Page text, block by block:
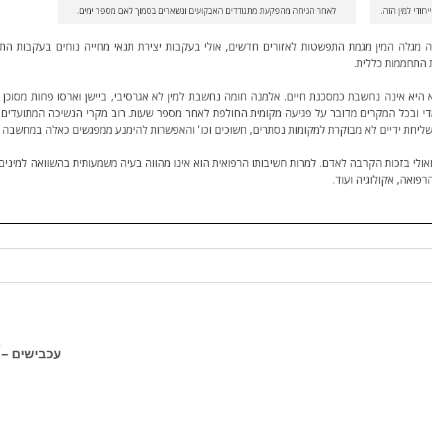
למין הזה. לאחר הגיחה מהפקעת מתגודדים האבקועים ונשארים בסמוך לאם מספר ימים.
המין מגמת התפשטות לאזורים חדשים, אולי בעקבות יצירת תנאי מחייה נוחים בעקבות
התחממות כללית.
אינה נחשבת כמסכנת חיים. אלמנה חומה נחשבת למין לא אגרסיבי, ביישן וארסו פחות
ובכל המקרים מדובר על פגיעה מקומית החולפת לאחר מספר שעות. רוב מקרי הנשיכה המתועדים
ידיים לא מבוקרת למקומות נסתרים, חשוכים וכו' והאפשרות להימנע ממפגשים כאלה
בזכות הקרבה לאדם. למרות חשיבותו הרפואית הוא אינו מהווה בעיה משמעותית בהשוואה למינים
אקולוגיה ועוד.
עכבישים –